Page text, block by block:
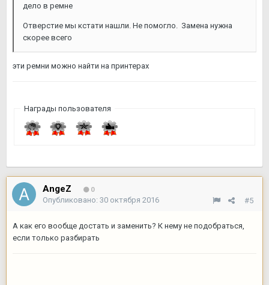
дело в ремне
Отверстие мы кстати нашли. Не помогло. Замена нужна
скорее всего
эти ремни можно найти на принтерах
Награды пользователя
AngeZ 0
#5
Опубликовано: 30 октября 2016
А как его вообще достать и заменить? К нему не подобраться,
если только разбирать